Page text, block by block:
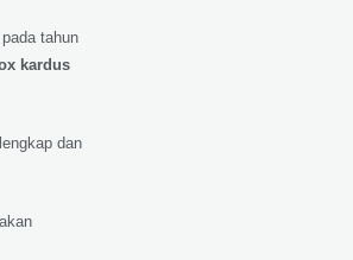
tahun
kardus
dan